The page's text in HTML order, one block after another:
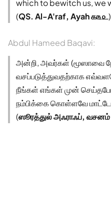
which to bewitch us, we
(QS. Al-A'raf, Ayah ௧௩௨)
Abdul Hameed Baqavi:
அன்றி, அவர்கள் (மூஸாவை
வசப்படுத்துவதற்காக
நீங்கள் எங்கள் முன்
நம்பிக்கை கொள்ளவே
(ஸூரத்துல் அஃராஃப்,